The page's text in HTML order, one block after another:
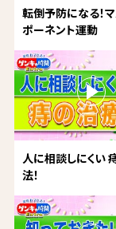
転倒予防になる！
ポーネント運動
人に相談しにくい
法！